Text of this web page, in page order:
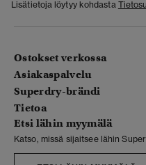
Lisätietoja löytyy kohdasta
Ostokset verkossa
Asiakaspalvelu
Superdry-brändi
Tietoa
Etsi lähin myymälä
Katso, missä sijaitsee lähin